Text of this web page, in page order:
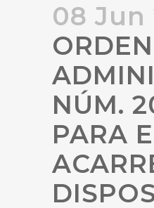
08 Jun
ORDEN
NÚM.
PARA